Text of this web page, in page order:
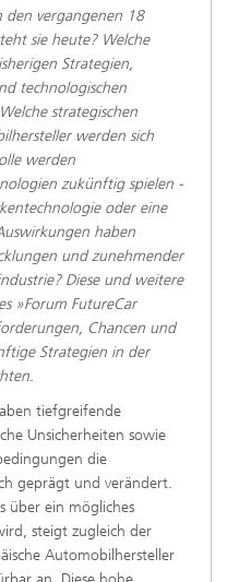
den vergangenen 18
sie heute? Welche
Strategien,
technologischen
strategischen
werden sich
werden
zukünftig spielen -
oder eine
haben
und zunehmender
Diese und weitere
»Forum FutureCar
Chancen und
Strategien in der
tiefgreifende
Unsicherheiten sowie
die
geprägt und verändert.
über ein mögliches
steigt zugleich der
Automobilhersteller